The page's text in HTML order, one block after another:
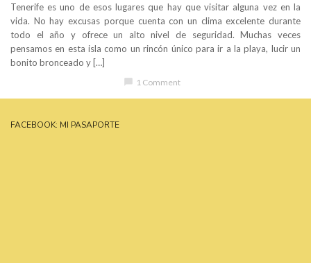
Tenerife es uno de esos lugares que hay que visitar alguna vez en la
vida. No hay excusas porque cuenta con un clima excelente durante
todo el año y ofrece un alto nivel de seguridad. Muchas veces
pensamos en esta isla como un rincón único para ir a la playa, lucir un
bonito bronceado y […]
chat_bubble 1 Comment
FACEBOOK: MI PASAPORTE